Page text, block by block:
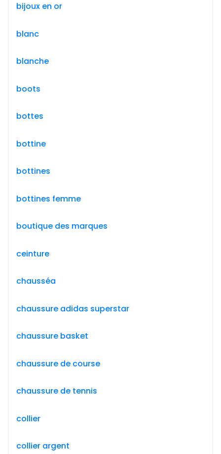
bijoux en or
blanc
blanche
boots
bottes
bottine
bottines
bottines femme
boutique des marques
ceinture
chausséa
chaussure adidas superstar
chaussure basket
chaussure de course
chaussure de tennis
collier
collier argent